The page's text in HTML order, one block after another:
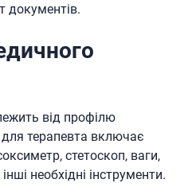
документів.
від профілю
терапевта включає
стетоскоп, ваги,
необхідні інструменти.